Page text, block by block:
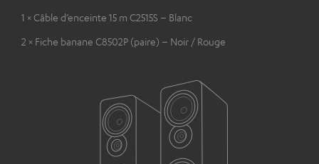
1 × Câble d’enceinte 15 m C2515S – Blanc
2 × Fiche banane C8502P (paire) – Noir / Rouge